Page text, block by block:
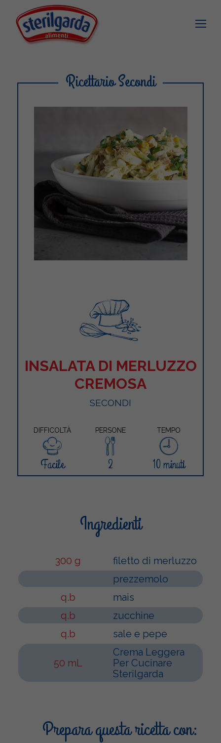
Ricettario Secondi
INSALATA DI MERLUZZO
CREMOSA
SECONDI
DIFFICOLTÀ PERSONE TEMPO
Facile 2 10 minuti
Ingredienti
300 g
filetto di merluzzo
prezzemolo
q.b
mais
q.b
zucchine
q.b
sale e pepe
50 mL
Crema Leggera
Per Cucinare
Sterilgarda
Prepara questa ricetta con: